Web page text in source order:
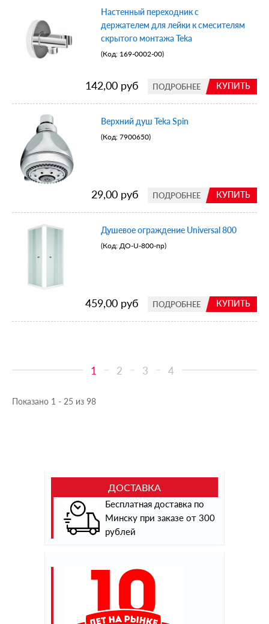
Настенный переходник с
держателем для лейки к смесителям
скрытого монтажа Teka
(Код: 169-0002-00)
КУПИТЬ
ПОДРОБНЕЕ
142,00 руб
Верхний душ Teka Spin
(Код: 7900650)
КУПИТЬ
ПОДРОБНЕЕ
29,00 руб
Душевое ограждение Universal 800
(Код: ДО-U-800-пр)
КУПИТЬ
ПОДРОБНЕЕ
459,00 руб
1 2 3 4
Показано 1 - 25 из 98
ДОСТАВКА
Бесплатная доставка по
Минску при заказе от 300
рублей